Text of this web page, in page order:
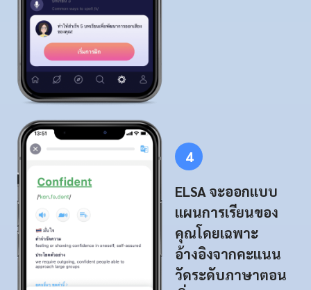
4
ELSA จะออกแบบ
แผนการเรียนของ
คุณโดยเฉพาะ
อ้างอิงจากคะแนน
วัดระดับภาษาตอน